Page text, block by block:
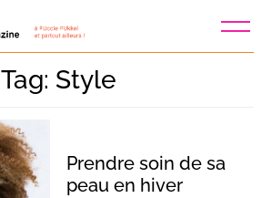
Tag: Style
Prendre soin de sa
peau en hiver